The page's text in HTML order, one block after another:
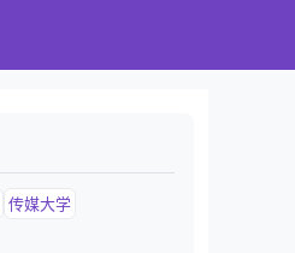
传媒大学